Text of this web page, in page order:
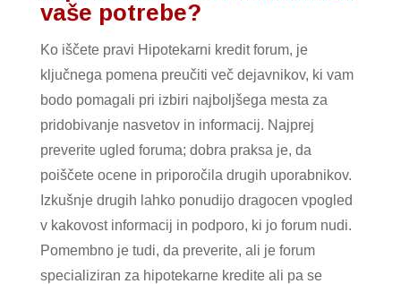
vaše potrebe?
Ko iščete pravi Hipotekarni kredit forum, je
ključnega pomena preučiti več dejavnikov, ki vam
bodo pomagali pri izbiri najboljšega mesta za
pridobivanje nasvetov in informacij. Najprej
preverite ugled foruma; dobra praksa je, da
poiščete ocene in priporočila drugih uporabnikov.
Izkušnje drugih lahko ponudijo dragocen vpogled
v kakovost informacij in podporo, ki jo forum nudi.
Pomembno je tudi, da preverite, ali je forum
specializiran za hipotekarne kredite ali pa se